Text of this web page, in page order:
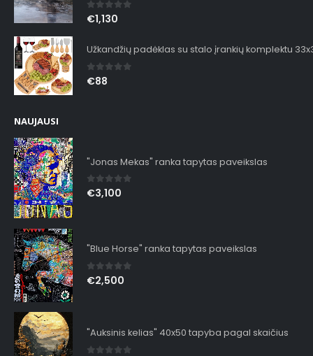
0out of 5
€1,130
Užkandžių padėklas su stalo įrankių komplektu
0out of 5
€88
NAUJAUSI
"Jonas Mekas" ranka tapytas paveikslas
0out of 5
€3,100
"Blue Horse" ranka tapytas paveikslas
0out of 5
€2,500
"Auksinis kelias" 40x50 tapyba pagal skaičius